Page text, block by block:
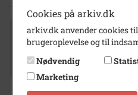
2015
Cookies på arkiv.dk
arkiv.dk anvender cookies
brugeroplevelse og til
Nødvendig
Marketing